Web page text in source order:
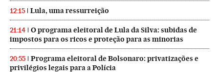
12:15 Lula, uma ressurreição
21:14
O programa eleitoral de Lula da Silva: subidas de
impostos para os ricos e proteção para as minorias
20:55
Programa eleitoral de Bolsonaro: privatizações e
privilégios legais para a Polícia